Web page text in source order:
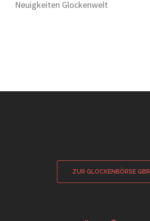
Neuigkeiten Glockenwelt
ZUR GLOCKENBÖRSE GBR